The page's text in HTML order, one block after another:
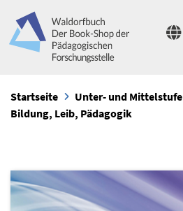
Startseite Unter- und Mittelstufe
Bildung, Leib, Pädagogik